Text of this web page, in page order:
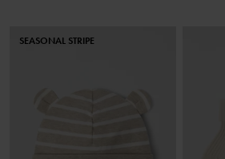
SEASONAL STRIPE